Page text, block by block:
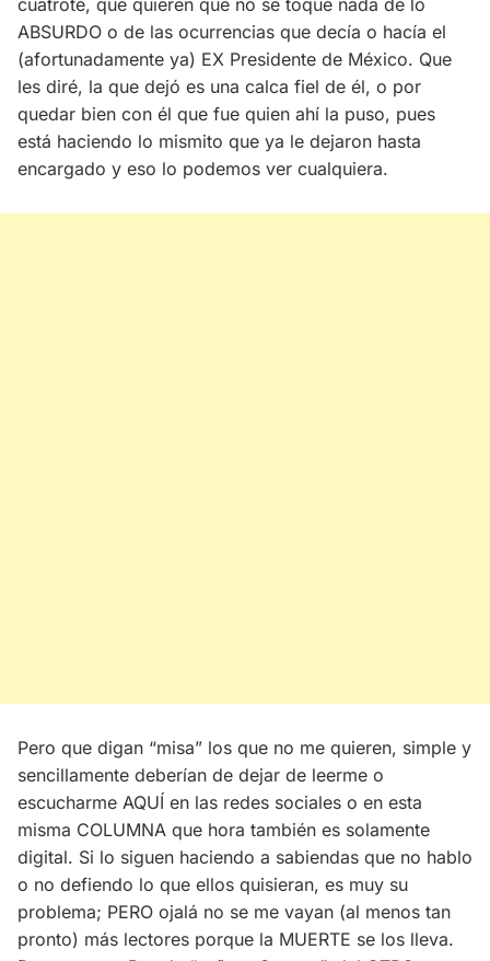
ABSURDO o de las ocurrencias que decía o hacía el
(afortunadamente ya) EX Presidente de México. Que
les diré, la que dejó es una calca fiel de él, o por
quedar bien con él que fue quien ahí la puso, pues
está haciendo lo mismito que ya le dejaron hasta
encargado y eso lo podemos ver cualquiera.
Pero que digan “misa” los que no me quieren, simple y
sencillamente deberían de dejar de leerme o
escucharme AQUÍ en las redes sociales o en esta
misma COLUMNA que hora también es solamente
digital. Si lo siguen haciendo a sabiendas que no hablo
o no defiendo lo que ellos quisieran, es muy su
problema; PERO ojalá no se me vayan (al menos tan
pronto) más lectores porque la MUERTE se los lleva.